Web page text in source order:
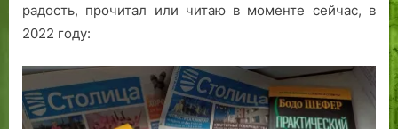
радость, прочитал или читаю в моменте сейчас, в
2022 году: